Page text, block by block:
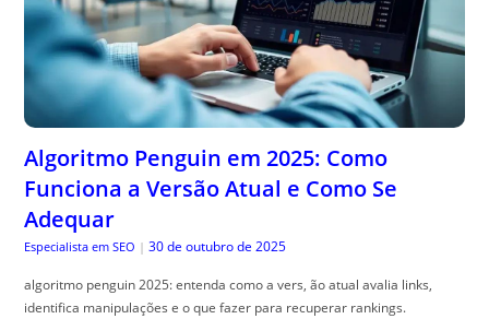
Algoritmo Penguin em 2025: Como
Funciona a Versão Atual e Como Se
Adequar
Especialista em SEO | 30 de outubro de 2025
algoritmo penguin 2025: entenda como a vers, ão atual avalia links,
identifica manipulações e o que fazer para recuperar rankings.